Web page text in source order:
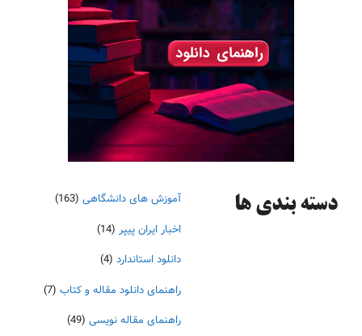
دسته‌ بندی ها آموزش های دانشگاهی (163)
اخبار ایران پیپر (14)
دانلود استاندارد (4)
راهنمای دانلود مقاله و کتاب (7)
راهنمای مقاله نویسی (49)